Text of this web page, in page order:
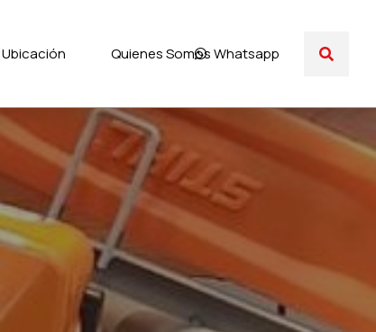
Whatsapp
Ubicación Quienes Somos